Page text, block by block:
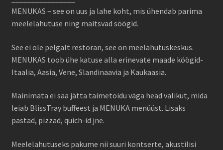
MENUKAS – see on uus ja lahe koht, mis ühendab parima
meelelahutuse ning maitsvad söögid.
See ei ole pelgalt restoran, see on meelahutuskeskus.
MENUKAS toob ühe katuse alla erinevate maade köögid-
Itaalia, Aasia, Vene, Slandinaavia ja Kaukaasia.
Mainimata ei saa jätta taimetoidu väga head valikut, mida
leiab BlissTray buffeest ja MENUKA menüüst. Lisaks
pastad, pizzad, quich-id jne.
Meelelahutuseks pakume nii suuri kontserte, akustilisi